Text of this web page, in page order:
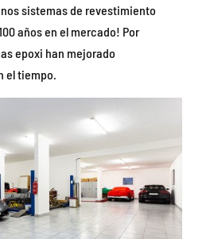
sistemas de revestimiento
años en el mercado! Por
epoxi han mejorado
el tiempo.